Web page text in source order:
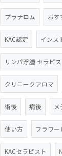
プラナロム おす
KAC認定 インス
リンパ浮腫 セラピ
クリニークアロマ
術後 病後
使い方 フラワー
KACセラピスト